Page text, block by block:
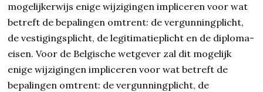
mogelijkerwijs enige wijzigingen impliceren voor wat
betreft de bepalingen omtrent: de vergunningplicht,
de vestigingsplicht, de legitimatieplicht en de diploma-
eisen. Voor de Belgische wetgever zal dit mogelijk
enige wijzigingen impliceren voor wat betreft de
bepalingen omtrent: de vergunningplicht, de